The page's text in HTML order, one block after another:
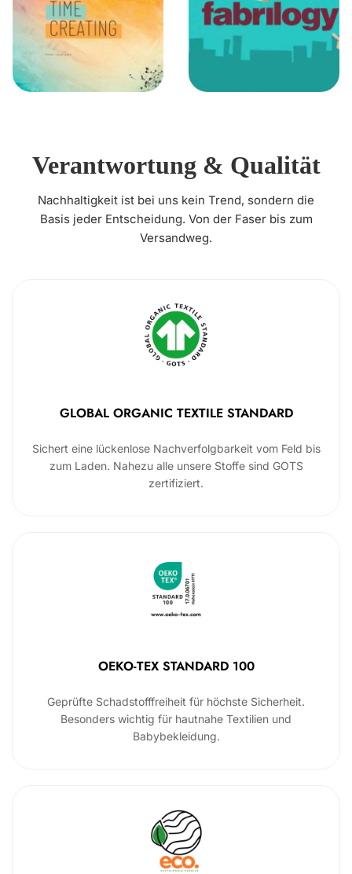
Verantwortung & Qualität
Nachhaltigkeit ist bei uns kein Trend, sondern die
Basis jeder Entscheidung. Von der Faser bis zum
Versandweg.
GLOBAL ORGANIC TEXTILE STANDARD
Sichert eine lückenlose Nachverfolgbarkeit vom Feld bis
zum Laden. Nahezu alle unsere Stoffe sind GOTS
zertifiziert.
OEKO-TEX STANDARD 100
Geprüfte Schadstofffreiheit für höchste Sicherheit.
Besonders wichtig für hautnahe Textilien und
Babybekleidung.